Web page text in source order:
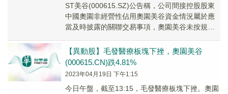
ST美谷(000615.SZ)公告稱，公司間接控股股東
中國奧園非經營性佔用奧園美谷資金情況屬於應
當及時披露的關聯交易事項，奧園美谷未按規定
【異動股】毛發醫療板塊下挫，奧園美谷
(000615.CN)跌4.81%
2023年04月19日 下午1:15
今日午盤，截至13:15，毛發醫療板塊下挫。奧園